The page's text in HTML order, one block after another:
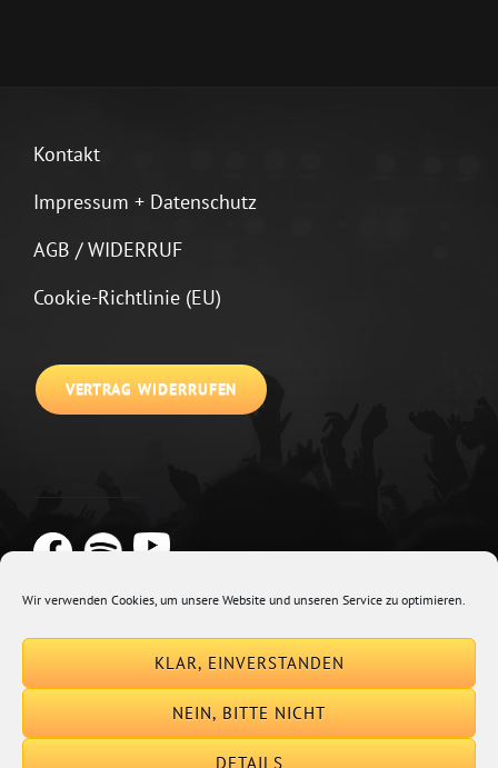
Wir verwenden Cookies, um unsere Website und unseren Service zu optimieren.
KLAR, EINVERSTANDEN
NEIN, BITTE NICHT
DETAILS
Kontakt
Impressum + Datenschutz
AGB / WIDERRUF
Cookie-Richtlinie (EU)
VERTRAG WIDERRUFEN
Euphony By Catch Themes